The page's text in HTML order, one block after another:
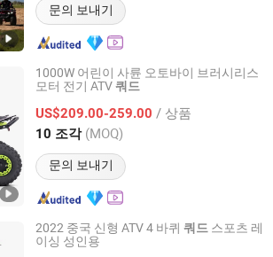
문의 보내기
1000W 어린이 사륜 오토바이 브러시리스
모터 전기 ATV쿼드
US$209.00-259.00 / 상품
10 조각 (MOQ)
문의 보내기
Corporation Limited
이후 2010
2022 중국 신형 ATV 4 바퀴 쿼드 스포츠 레
이싱 성인용
Industry&Trade Co., Ltd